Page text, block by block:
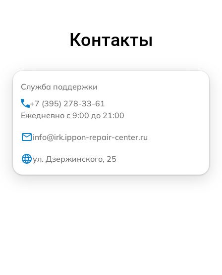
Контакты
Служба поддержки
+7 (395) 278-33-61
Ежедневно с 9:00 до 21:00
info@irk.ippon-repair-center.ru
ул. Дзержинского, 25